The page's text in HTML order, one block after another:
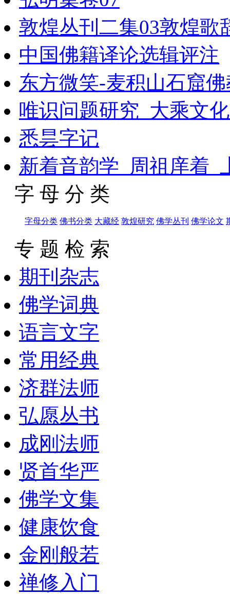
敦煌丛刊二集03敦煌歌
中国佛籍译论选辑评注
东方微笑-麦积山石窟
唯识问题研究_大乘文
悉昙字记
新着音韵学_周祖庠着_
字 母 分 类
字母分类 佛书分类 大藏经 敦煌研究 佛学丛刊 佛学论文
专 题 检 索
期刊杂志
佛学词典
语言文字
常用经典
济群法师
弘愿丛书
成刚法师
贤首华严
佛学文集
健康饮食
金刚般若
禅修入门